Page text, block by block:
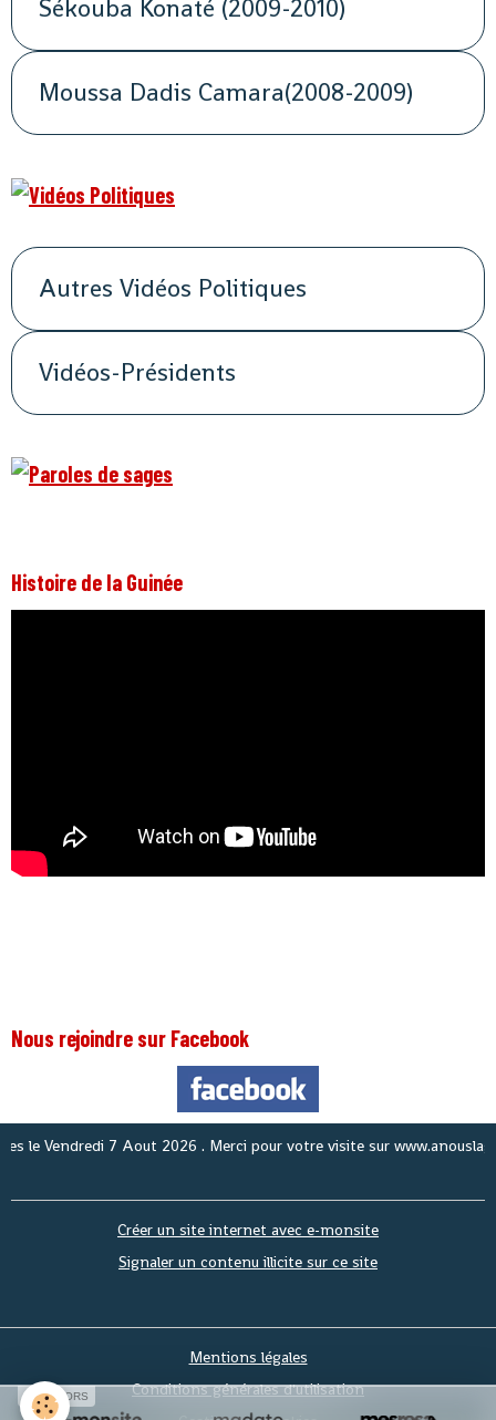
Sékouba Konaté (2009-2010)
Moussa Dadis Camara(2008-2009)
Autres Vidéos Politiques
Vidéos-Présidents
Histoire de la Guinée
Nous rejoindre sur Facebook
Créer un site internet avec e-monsite
Signaler un contenu illicite sur ce site
Mentions légales
Conditions générales d'utilisation
SPONSORS